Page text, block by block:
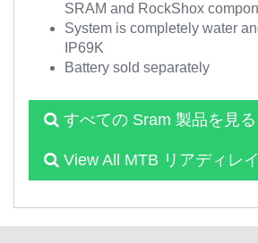
SRAM and RockShox
System is completely water
IP69K
Battery sold separately
すべての Sram 製品を見る
View All MTB リアディレ